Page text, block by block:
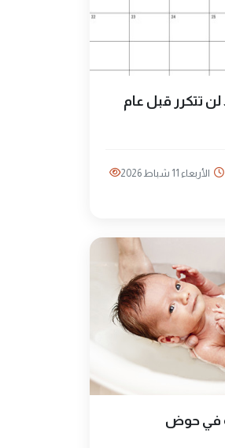
تتكرر قبل عام
الأربعاء 11 شباط 2026
في حوض